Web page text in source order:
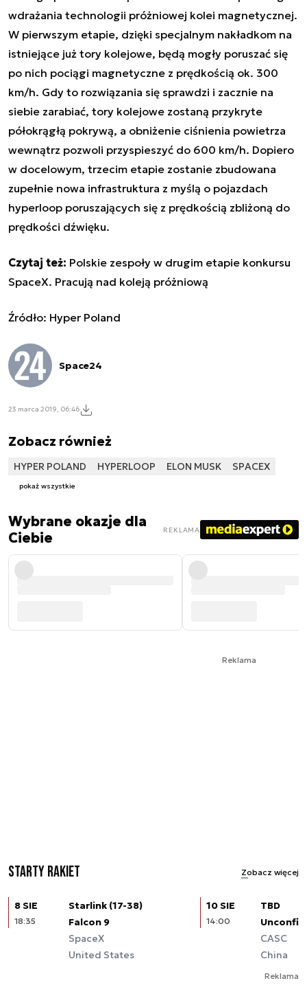
wdrażania technologii próżniowej kolei magnetycznej.
W pierwszym etapie, dzięki specjalnym nakładkom na
istniejące już tory kolejowe, będą mogły poruszać się
po nich pociągi magnetyczne z prędkością ok. 300
km/h. Gdy to rozwiązania się sprawdzi i zacznie na
siebie zarabiać, tory kolejowe zostaną przykryte
półokrągłą pokrywą, a obniżenie ciśnienia powietrza
wewnątrz pozwoli przyspieszyć do 600 km/h. Dopiero
w docelowym, trzecim etapie zostanie zbudowana
zupełnie nowa infrastruktura z myślą o pojazdach
hyperloop poruszających się z prędkością zbliżoną do
prędkości dźwięku.
Czytaj też: Polskie zespoły w drugim etapie konkursu
SpaceX. Pracują nad koleją próżniową
Źródło: Hyper Poland
Space24
23 marca 2019, 06:46
Zobacz również
HYPER POLAND HYPERLOOP ELON MUSK SPACEX
pokaż wszystkie
Wybrane okazje dla
Ciebie
REKLAMA
Reklama
Starty rakiet Zobacz więcej
8 SIE
18:35
Starlink (17-38)
Falcon 9
SpaceX
United States
10 SIE
14:00
TBD
CASC
China
Reklama